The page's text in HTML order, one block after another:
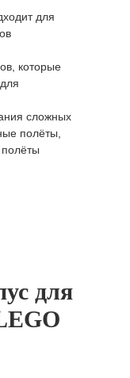
для
которые
сложных
полёты,
полёты
для